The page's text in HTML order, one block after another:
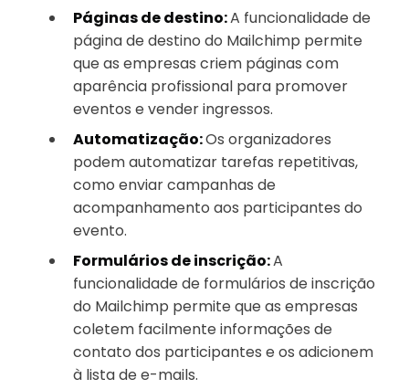
Páginas de destino:A funcionalidade de
página de destino do Mailchimp permite
que as empresas criem páginas com
aparência profissional para promover
eventos e vender ingressos.
Automatização:Os organizadores
podem automatizar tarefas repetitivas,
como enviar campanhas de
acompanhamento aos participantes do
evento.
Formulários de inscrição:A
funcionalidade de formulários de inscrição
do Mailchimp permite que as empresas
coletem facilmente informações de
contato dos participantes e os adicionem
à lista de e-mails.